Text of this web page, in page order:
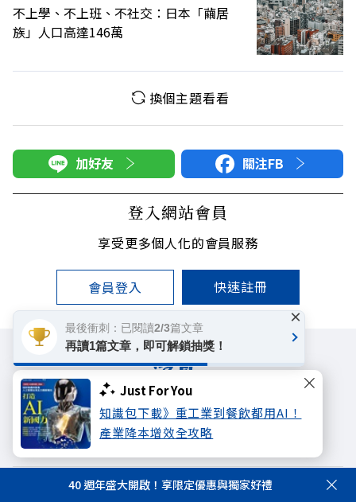
Just For You
知識包下載》重工業到餐飲都用AI！
產業降本增效全攻略
不上學、不上班、不社交：日本「繭居
族」人口高達146萬
換個主題看看
加好友 關注FB
登入網站會員
享受更多個人化的會員服務
會員登入 快速註冊
遠見雜誌 哈佛商業評論
天下文化
未來親子學習平台
50+
著作權聲明 隱私權政策
40 週年盛大開啟！享限定優惠與獨家好禮
最後衝刺：已閱讀2/3篇文章
再讀1篇文章，即可解鎖抽獎！
×